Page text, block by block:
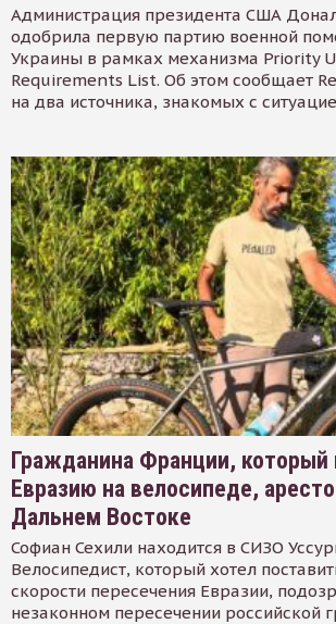
Администрация президента США
одобрила первую партию военной
Украины в рамках механизма Priority
Requirements List. Об этом сообщает
на два источника, знакомых с
Гражданина Франции, который
Евразию на велосипеде,
Дальнем Востоке
Софиан Сехили находится в СИЗО
Велосипедист, который хотел
скорости пересечения Евразии,
незаконном пересечении российской